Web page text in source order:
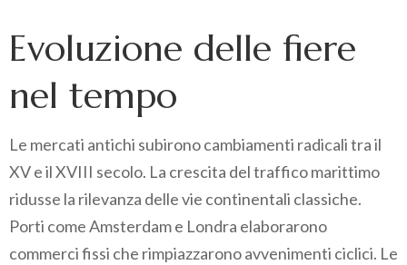
Evoluzione delle fiere
nel tempo
Le mercati antichi subirono cambiamenti radicali tra il
XV e il XVIII secolo. La crescita del traffico marittimo
ridusse la rilevanza delle vie continentali classiche.
Porti come Amsterdam e Londra elaborarono
commerci fissi che rimpiazzarono avvenimenti ciclici. Le